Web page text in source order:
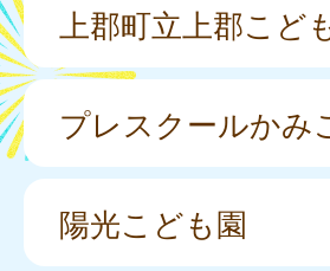
上郡町立上郡こど
プレスクールかみ
陽光こども園